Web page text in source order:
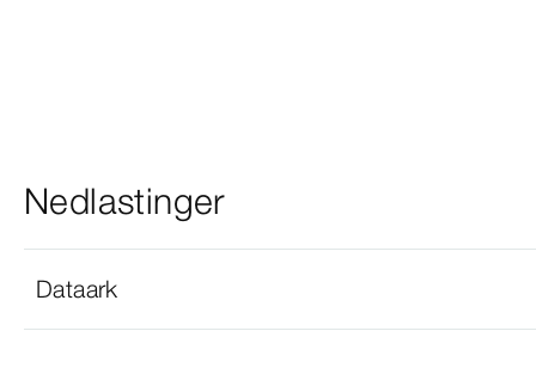
Nedlastinger
Dataark